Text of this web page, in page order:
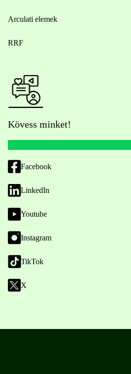
Arculati elemek
RRF
Kövess minket!
Facebook
LinkedIn
Youtube
Instagram
TikTok
X